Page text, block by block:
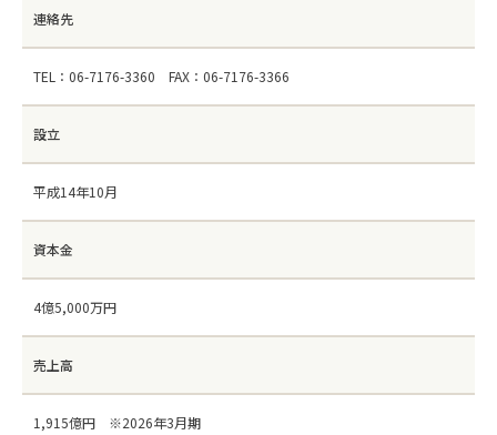
連絡先
TEL：06-7176-3360 FAX：06-7176-3366
設立
平成14年10月
資本金
4億5,000万円
売上高
1,915億円 ※2026年3月期